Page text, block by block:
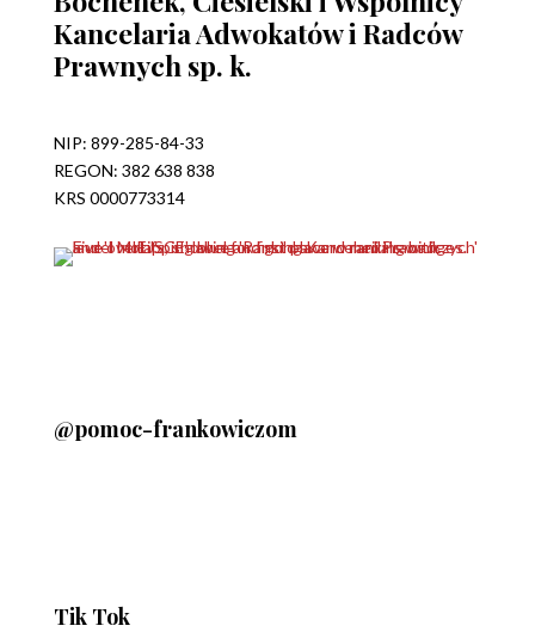
Kancelaria Adwokatów i Radców
Prawnych sp. k.
NIP: 899-285-84-33
REGON: 382 638 838
KRS 0000773314
@pomoc-frankowiczom
Tik Tok